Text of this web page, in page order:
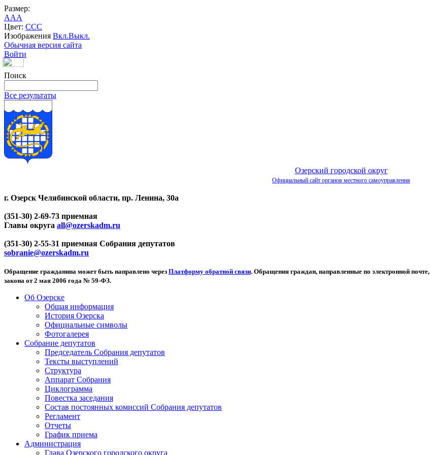
Размер:
AAA
Цвет: CCC
Изображения Вкл.Выкл.
Обычная версия сайта
Войти
Поиск
Все результаты
Озерский городской округ
Официальный сайт органов местного самоуправления
г. Озерск Челябинской области, пр. Ленина, 30а
(351-30) 2-69-73 приемная
Главы округа all@ozerskadm.ru
(351-30) 2-55-31 приемная Собрания депутатов
sobranie@ozerskadm.ru
Обращение гражданина может быть направлено через Платформу обратной связи. Обращения граждан, направленные по электронной почте,
закона от 2 мая 2006 года № 59-ФЗ.
Об Озерске
Общая информация
История Озерска
Официальные символы
Фотогалерея
Собрание депутатов
Председатель Собрания депутатов
Тексты выступлений
Структура
Аппарат Собрания
Циклограмма
Повестка заседания
Состав постоянных комиссий Собрания депутатов
Регламент
Отчеты
График приема
Администрация
Глава Озерского городского округа